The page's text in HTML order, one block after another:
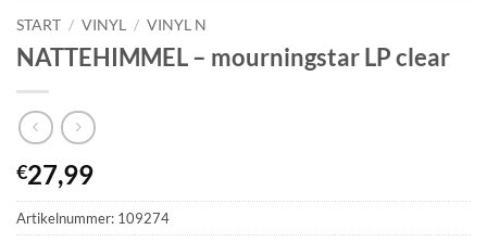
START / VINYL / VINYL N
NATTEHIMMEL – mourningstar LP clear
€27,99
Artikelnummer: 109274